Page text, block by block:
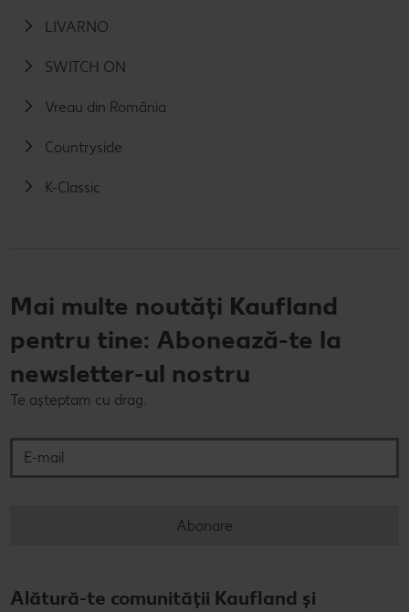
LIVARNO
SWITCH ON
Vreau din România
Countryside
K-Classic
Mai multe noutăți Kaufland
pentru tine: Abonează-te la
newsletter-ul nostru
Te așteptam cu drag.
Abonare
Alătură-te comunității Kaufland și